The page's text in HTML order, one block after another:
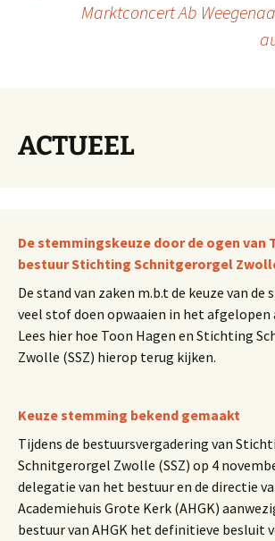
Marktconcert Ab
ACTUEEL
De stemmingskeuze door de ogen van
bestuur Stichting Schnitgerorgel
De stand van zaken m.b.t de keuze van
veel stof doen opwaaien in het afgelopen
Lees hier hoe Toon Hagen en Stichting
Zwolle (SSZ) hierop terug kijken.
Keuze stemming bekend gemaakt
Tijdens de bestuursvergadering van
Schnitgerorgel Zwolle (SSZ) op 4
delegatie van het bestuur en de directie
Academiehuis Grote Kerk (AHGK)
bestuur van AHGK het definitieve besluit